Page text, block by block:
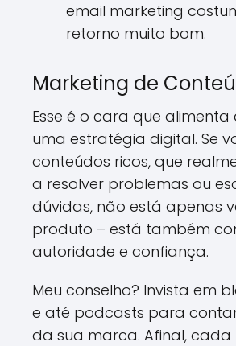
email marketing
retorno muito bom.
Marketing de
Esse é o cara que
uma estratégia digital. Se
conteúdos ricos, que
a resolver problemas ou
dúvidas, não está apenas
produto – está também
autoridade e confiança.
Meu conselho? Invista em
e até podcasts para
da sua marca. Afinal,